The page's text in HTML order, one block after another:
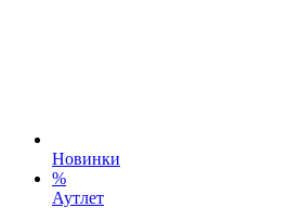
Новинки
%
Аутлет